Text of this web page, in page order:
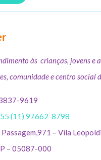
às crianças, jovens e
comunidade e centro social
9619
(11) 97662-8798
Passagem,971 – Vila
– 05087-000